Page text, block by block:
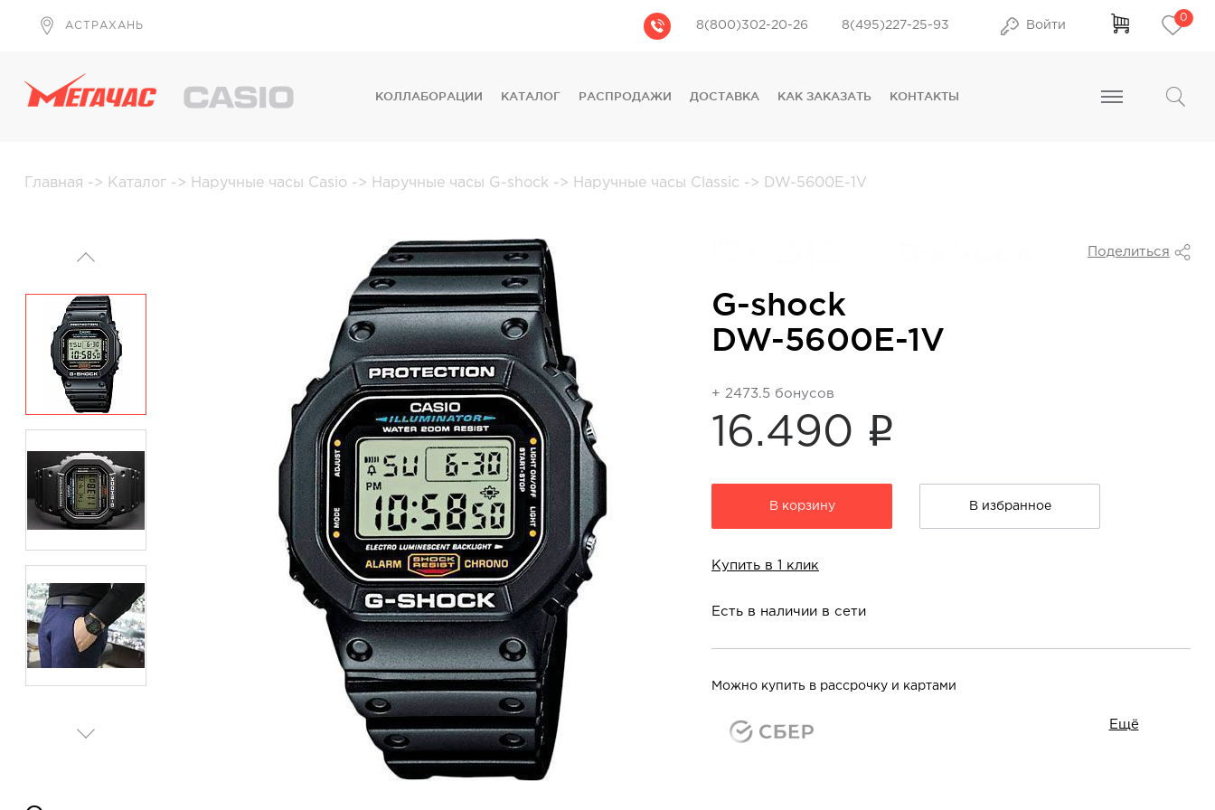
АСТРАХАНЬ 8(800)302-20-26 8(495)227-25-93 Войти
0
КОЛЛАБОРАЦИИ
КАТАЛОГ
FOSSIL
DKNY
PHILIPP PLEIN
РАСПРОДАЖИ ДОСТАВКА КАК ЗАКАЗАТЬ КОНТАКТЫ
Главная -> Каталог -> Наручные часы Casio -> Наручные часы G-shock -> Наручные часы Classic -> DW-5600E-1V
Поделиться
G-shock
DW-5600E-1V
+ 2473.5 бонусов
16.490 i
В корзину В избранное
Купить в 1 клик
Есть в наличии в сети
Можно купить в рассрочку и картами
Ещё